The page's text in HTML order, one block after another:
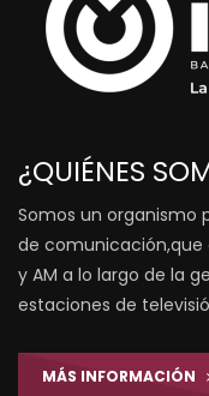
¿QUIÉNES
Somos un organismo
de comunicación,que
y AM a lo largo de la
estaciones de
MÁS INFORMACIÓN